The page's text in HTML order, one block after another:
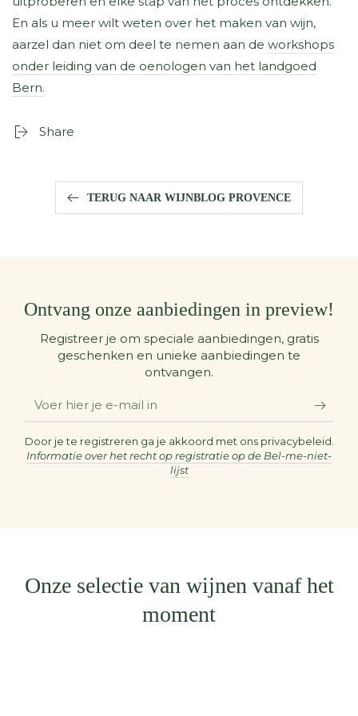
En als u meer wilt weten over het maken van wijn,
aarzel dan niet om deel te nemen aan de workshops
onder leiding van de oenologen van het landgoed
Bern.
Share
TERUG NAAR WIJNBLOG PROVENCE
Ontvang onze aanbiedingen in preview!
Registreer je om speciale aanbiedingen, gratis
geschenken en unieke aanbiedingen te
ontvangen.
Voer
hier
je
e-
Door je te registreren ga je akkoord met ons privacybeleid.
Informatie over het recht op registratie op de Bel-me-niet-
lijst
Onze selectie van wijnen vanaf het
moment